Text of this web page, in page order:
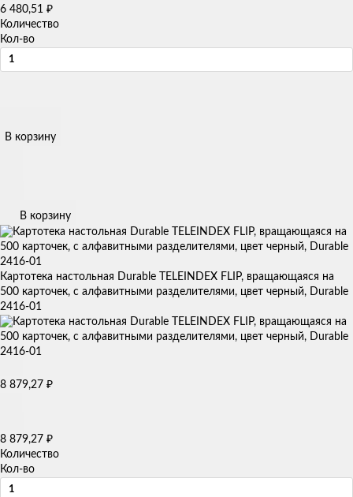
6 480,51 ₽
Количество
Кол-во
В корзину
В корзину
Картотека настольная Durable TELEINDEX FLIP, вращающаяся на
500 карточек, с алфавитными разделителями, цвет черный, Durable
2416-01
8 879,27 ₽
8 879,27 ₽
Количество
Кол-во